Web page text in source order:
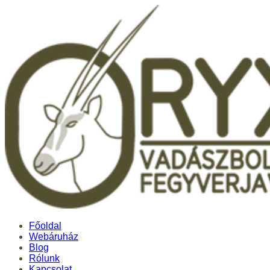
Főoldal
Webáruház
Blog
Rólunk